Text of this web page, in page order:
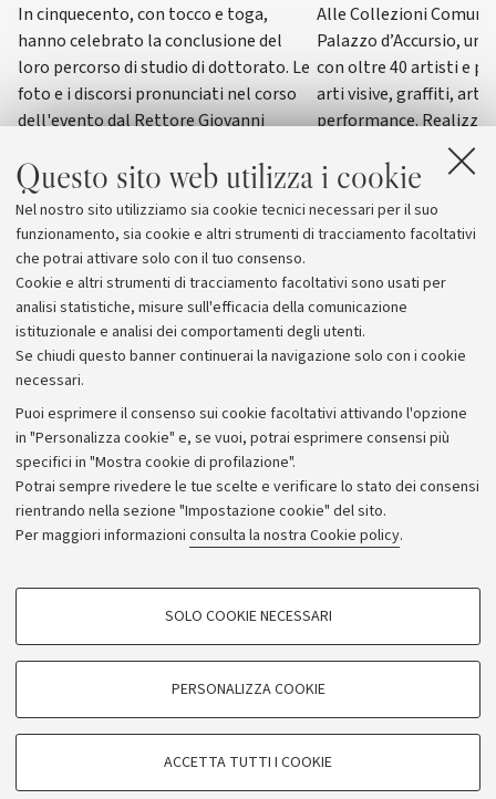
Questo sito web utilizza i cookie
Nel nostro sito utilizziamo sia cookie tecnici necessari per il suo
funzionamento, sia cookie e altri strumenti di tracciamento facoltativi
che potrai attivare solo con il tuo consenso.
Cookie e altri strumenti di tracciamento facoltativi sono usati per
analisi statistiche, misure sull'efficacia della comunicazione
istituzionale e analisi dei comportamenti degli utenti.
Se chiudi questo banner continuerai la navigazione solo con i cookie
necessari.
Puoi esprimere il consenso sui cookie facoltativi attivando l'opzione
in "Personalizza cookie" e, se vuoi, potrai esprimere consensi più
specifici in "Mostra cookie di profilazione".
Potrai sempre rivedere le tue scelte e verificare lo stato dei consensi
rientrando nella sezione "Impostazione cookie" del sito.
Per maggiori informazioni consulta la nostra Cookie policy.
COOKIE DI PROFILAZIONE - FACOLTATIVI
COOKIE TECNICI - NECESSARI
SOLO COOKIE NECESSARI
PERSONALIZZA COOKIE
ACCETTA TUTTI I COOKIE
In cinquecento, con tocco e toga,
hanno celebrato la conclusione del
loro percorso di studio di dottorato. Le
foto e i discorsi pronunciati nel corso
dell'evento dal Rettore Giovanni
Elisabetta Tola e dal genetista Guido
Barbujani
Alle Collezioni
Palazzo d’Accursio,
con oltre 40 artisti e
arti visive, graffiti, arti
performance.
del progetto “ERC
dall’Università di
esposizione di questo
Archivio
Comunicati stampa
Redazione
Rassegna stampa
© Copyright 2026 - ALMA MATER STUDIORUM - Università di
Bologna - Via Zamboni, 33 - 40126 Bologna - PI: 01131710376 -
CF: 80007010376